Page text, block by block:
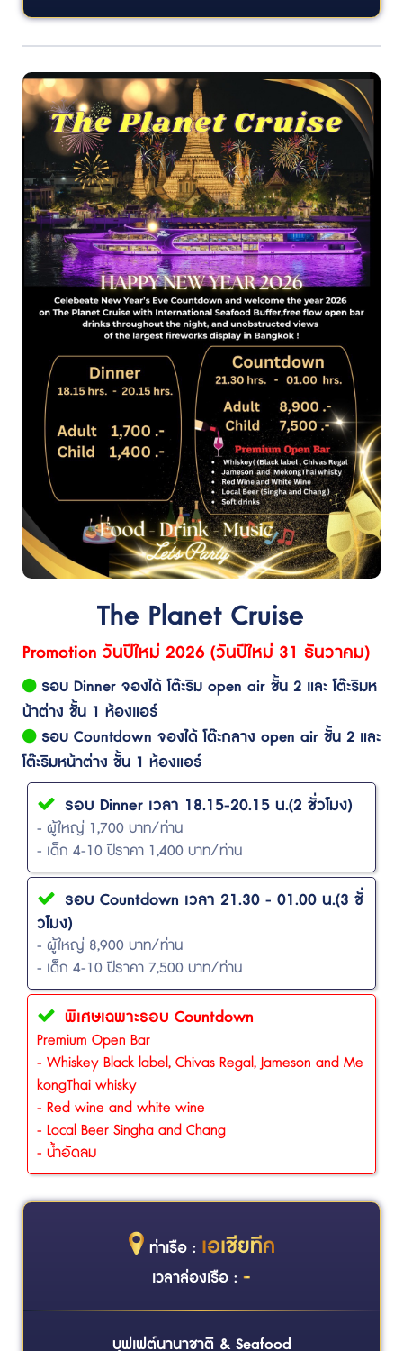
The Planet Cruise
Promotion วันปีใหม่ 2026 (วันปีใหม่ 31 ธันวาคม)
รอบ Dinner จองได้ โต๊ะริม open air ชั้น 2 และ โต๊ะริมห
น้าต่าง ชั้น 1 ห้องแอร์
รอบ Countdown จองได้ โต๊ะกลาง open air ชั้น 2 และ
โต๊ะริมหน้าต่าง ชั้น 1 ห้องแอร์
รอบ Dinner เวลา 18.15-20.15 น.(2 ชั่วโมง)
- ผู้ใหญ่ 1,700 บาท/ท่าน
- เด็ก 4-10 ปีราคา 1,400 บาท/ท่าน
รอบ Countdown เวลา 21.30 - 01.00 น.(3 ชั่
วโมง)
- ผู้ใหญ่ 8,900 บาท/ท่าน
- เด็ก 4-10 ปีราคา 7,500 บาท/ท่าน
พิเศษเฉพาะรอบ Countdown
Premium Open Bar
- Whiskey Black label, Chivas Regal, Jameson and Me
kongThai whisky
- Red wine and white wine
- Local Beer Singha and Chang
- น้ำอัดลม
ท่าเรือ : เอเชียทีค
เวลาล่องเรือ : -
บุฟเฟต์นานาชาติ & Seafood